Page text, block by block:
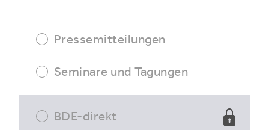
Pressemitteilungen
Seminare und Tagungen
BDE-direkt